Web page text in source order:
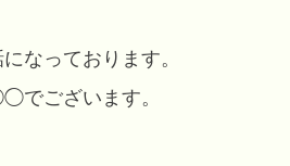
なっております。
ございます。